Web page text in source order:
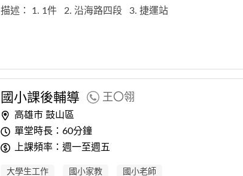
描述： 1. 1件 2. 沿海路四段 3. 捷運站
國小課後輔導 王〇翎
高雄市 鼓山區
單堂時長：60分鐘
上課頻率：週一至週五
大學生工作 國小家教 國小老師